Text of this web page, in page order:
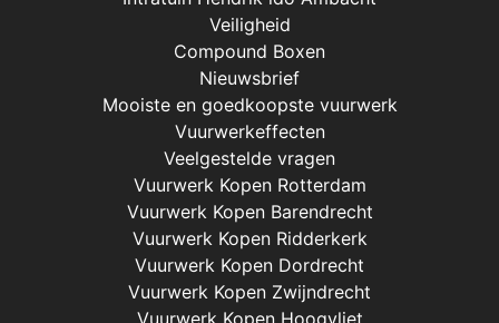
Veiligheid
Compound Boxen
Nieuwsbrief
Mooiste en goedkoopste vuurwerk
Vuurwerkeffecten
Veelgestelde vragen
Vuurwerk Kopen Rotterdam
Vuurwerk Kopen Barendrecht
Vuurwerk Kopen Ridderkerk
Vuurwerk Kopen Dordrecht
Vuurwerk Kopen Zwijndrecht